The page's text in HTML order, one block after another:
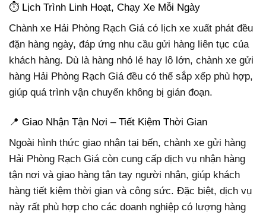
⏱️ Lịch Trình Linh Hoạt, Chạy Xe Mỗi Ngày
Chành xe Hải Phòng Rạch Giá có lịch xe xuất phát đều
đặn hàng ngày, đáp ứng nhu cầu gửi hàng liên tục của
khách hàng. Dù là hàng nhỏ lẻ hay lô lớn, chành xe gửi
hàng Hải Phòng Rạch Giá đều có thể sắp xếp phù hợp,
giúp quá trình vận chuyển không bị gián đoạn.
📍 Giao Nhận Tận Nơi – Tiết Kiệm Thời Gian
Ngoài hình thức giao nhận tại bến, chành xe gửi hàng
Hải Phòng Rạch Giá còn cung cấp dịch vụ nhận hàng
tận nơi và giao hàng tận tay người nhận, giúp khách
hàng tiết kiệm thời gian và công sức. Đặc biệt, dịch vụ
này rất phù hợp cho các doanh nghiệp có lượng hàng